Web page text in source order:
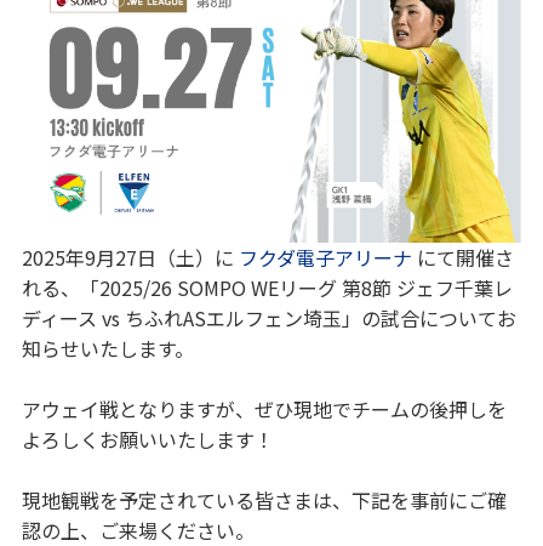
2025年9月27日（土）に フクダ電子アリーナ にて開催さ
れる、「2025/26 SOMPO WEリーグ 第8節 ジェフ千葉レ
ディース vs ちふれASエルフェン埼玉」の試合についてお
知らせいたします。
アウェイ戦となりますが、ぜひ現地でチームの後押しを
よろしくお願いいたします！
現地観戦を予定されている皆さまは、下記を事前にご確
認の上、ご来場ください。